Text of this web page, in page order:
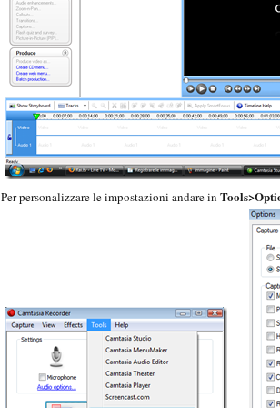
Per personalizzare le impostazioni andare in